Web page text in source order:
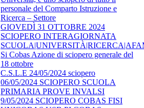
personale del Comparto Istruzione e
Ricerca – Settore
GIOVEDÌ 31 OTTOBRE 2024
SCIOPERO INTERAGIORNATA
Si Cobas Azione di sciopero generale del
18 ottobre
C.S.L.E 24/05/2024 sciopero
06/05/2024 SCIOPERO SCUOLA
PRIMARIA PROVE INVALSI
9/05/2024 SCIOPERO COBAS FISI